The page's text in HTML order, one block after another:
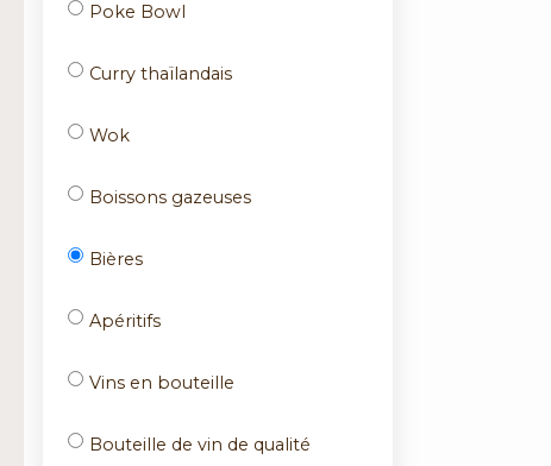
Poke Bowl
Curry thaïlandais
Wok
Boissons gazeuses
Bières
Apéritifs
Vins en bouteille
Bouteille de vin de qualité